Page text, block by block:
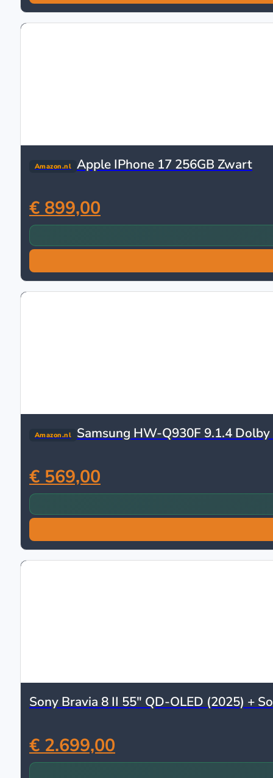
Amazon.nl Apple IPhone 17 256GB Zwart
€ 899,00
Amazon.nl Samsung HW-Q930F 9.1.4
€ 569,00
Sony Bravia 8 II 55″ QD-OLED (2025) +
€ 2.699,00